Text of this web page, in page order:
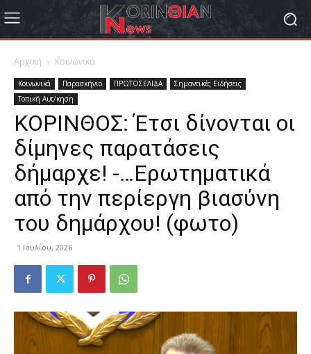
Αρχική Κοινωνικά
Κοινωνικά Παρασκήνιο ΠΡΩΤΟΣΕΛΙΔΑ
Σημαντικές Ειδήσεις
Τοπική Αυτ/κηση
ΚΟΡΙΝΘΟΣ: Έτσι δίνονται οι
δίμηνες παρατάσεις
δήμαρχε! -…Ερωτηματικά
από την περίεργη βιασύνη
του δημάρχου! (φωτο)
1 Ιουλίου, 2026